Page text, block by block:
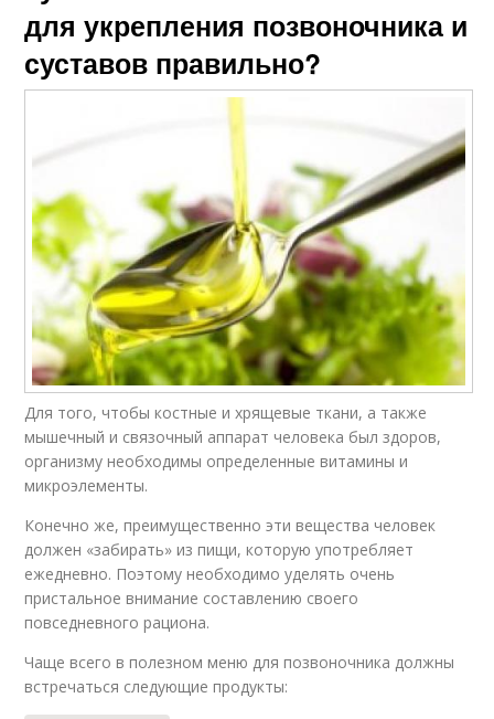
для укрепления позвоночника и
суставов правильно?
Для того, чтобы костные и хрящевые ткани, а также
мышечный и связочный аппарат человека был здоров,
организму необходимы определенные витамины и
микроэлементы.
Конечно же, преимущественно эти вещества человек
должен «забирать» из пищи, которую употребляет
ежедневно. Поэтому необходимо уделять очень
пристальное внимание составлению своего
повседневного рациона.
Чаще всего в полезном меню для позвоночника должны
встречаться следующие продукты: